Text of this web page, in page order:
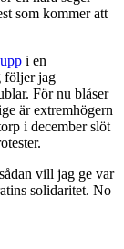
som kommer att
i en
följer jag
För nu blåser
är extremhögern
i december slöt
vill jag ge var
solidaritet. No